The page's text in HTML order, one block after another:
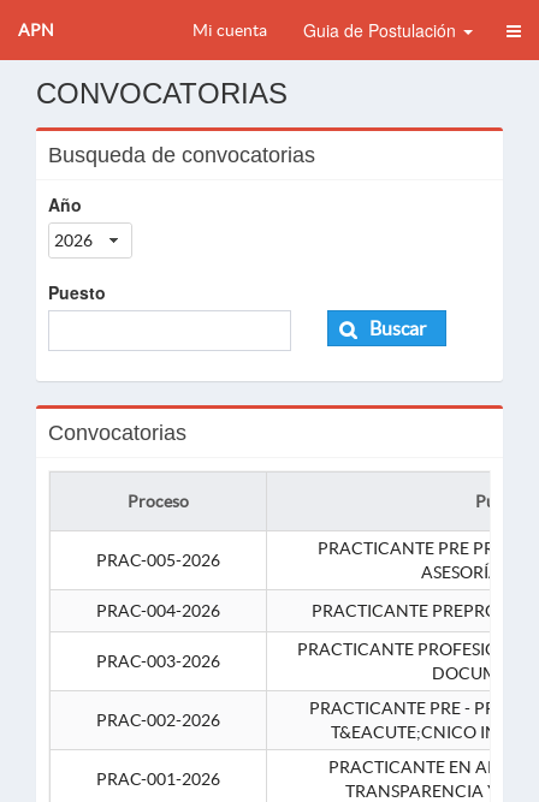
APN Mi cuenta Guia de Postulación
CONVOCATORIAS
Busqueda de convocatorias
Año
2026
Puesto
Buscar
Convocatorias
Proceso Puesto
PRAC-005-2026
PRACTICANTE PRE
ASESORÍA
PRAC-004-2026
PRACTICANTE
PRAC-003-2026
PRACTICANTE
PRAC-002-2026
PRACTICANTE PRE -
T&EACUTE;CNICO
PRAC-001-2026
PRACTICANTE EN APOYO
TRANSPARENCIA Y